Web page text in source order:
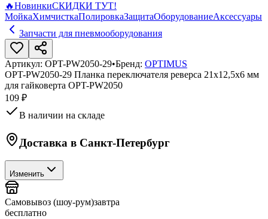
🔥НовинкиСКИДКИ ТУТ!
МойкаХимчисткаПолировкаЗащитаОборудованиеАксессуары
Запчасти для пневмооборудования
Артикул: OPT-PW2050-29•Бренд: OPTIMUS
OPT-PW2050-29 Планка переключателя реверса 21х12,5х6 мм
для гайковерта OPT-PW2050
109 ₽
В наличии на складе
Доставка в Санкт-Петербург
Изменить
Самовывоз (шоу-рум)завтра
бесплатно